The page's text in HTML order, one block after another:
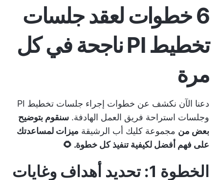
6 خطوات لعقد جلسات
تخطيط PI ناجحة في كل
مرة
دعنا الآن نكشف عن خطوات إجراء جلسات تخطيط PI
وجلسات استراحة فريق العمل الهادفة. سنقوم بتوضيح
بعض من مجموعة كليك أب الرشيقة ميزات لمساعدتك
على فهم أفضل لكيفية تنفيذ كل خطوة. 🌻
الخطوة 1: تحديد أهداف وغايات